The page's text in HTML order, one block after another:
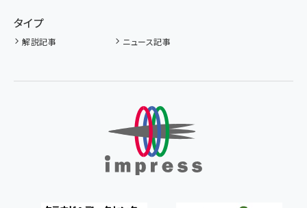
タイプ
解説記事 ニュース記事